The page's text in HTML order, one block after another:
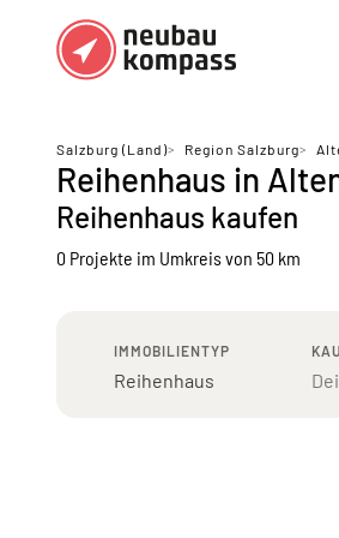
Regionen
Bundesländer DE
Österreich
Salzburg (Land)> Region Salzburg>
Reihenhaus in
Reihenhaus kaufen
0 Projekte im Umkreis von 50 km
IMMOBILIENTYP